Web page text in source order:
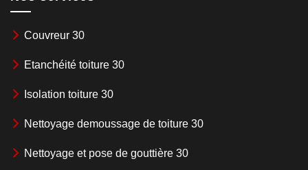
Couvreur 30
Etanchéité toiture 30
Isolation toiture 30
Nettoyage demoussage de toiture 30
Nettoyage et pose de gouttière 30